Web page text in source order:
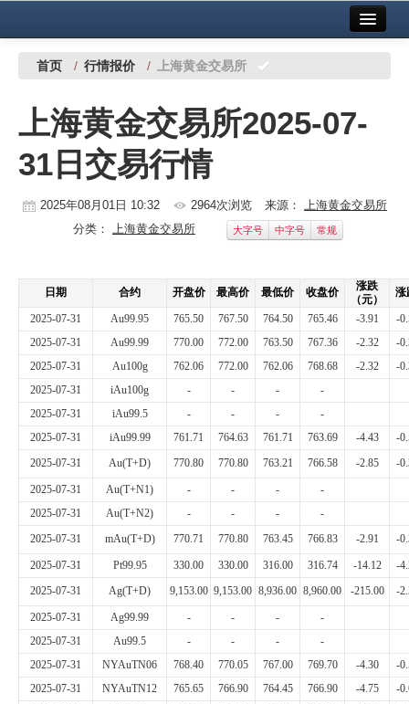
中国有色金属报社主办 广告服务
铜镍铅锌
铝
稀有稀土
科技
镁钛
地矿 建设
党建工作
企业文化
《资源再生》杂志
行情报价
首页 / 行情报价 / 上海黄金交易所
上海黄金交易所2025-07-
31日交易行情
2025年08月01日 10:32 2964次浏览 来源： 上海黄金交易所
分类： 上海黄金交易所 大字号 中字号 常规
日期 合约 开盘价 最高价 最低价 收盘价
涨跌
（元）
涨
2025-07-31 Au99.95 765.50 767.50 764.50 765.46 -3.91
-
2025-07-31
Au99.99 770.00 772.00 763.50 767.36 -2.32
-
2025-07-31
Au100g 762.06 772.00 762.06 768.68 -2.32
-
2025-07-31
iAu100g - - -
-
2025-07-31
iAu99.5 - - -
-
2025-07-31
iAu99.99 761.71 764.63 761.71 763.69 -4.43
-
2025-07-31
Au(T+D) 770.80 770.80 763.21 766.58 -2.85 -
2025-07-31 Au(T+N1) - - -
-
2025-07-31
Au(T+N2) - - -
-
2025-07-31
mAu(T+D) 770.71 770.80 763.45 766.83 -2.91 -
2025-07-31 Pt99.95 330.00 330.00 316.00 316.74 -14.12
-
2025-07-31
Ag(T+D) 9,153.00 9,153.00 8,936.00 8,960.00 -215.00 -
2025-07-31 Ag99.99 - - -
-
2025-07-31
Au99.5 - - -
-
2025-07-31
NYAuTN06 768.40 770.05 767.00 769.70 -4.30
-
2025-07-31
NYAuTN12 765.65 766.90 764.45 766.90 -4.75
-